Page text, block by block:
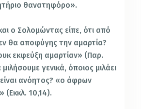
θανατηφόρο».
ο Σολομώντας είπε, ότι από
θα αποφύγης την αμαρτία?
εκφεύξη αμαρτίαν» (Παρ.
γενικά, όποιος μιλάει
είναι ανόητος? «ο άφρων
(Εκκλ. 10,14).